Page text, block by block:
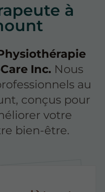
à
Inc. Nous
au
conçus pour
votre
bien-être.